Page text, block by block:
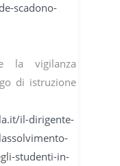
scadono-
la vigilanza
di istruzione
il-dirigente-
studenti-in-